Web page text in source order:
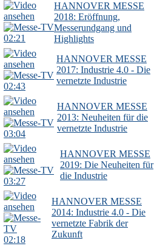
02:21
HANNOVER MESSE
2018: Eröffnung,
Messerundgang und
Highlights
02:43
HANNOVER MESSE
2017: Industrie 4.0 - Die
vernetzte Industrie
03:04
HANNOVER MESSE
2013: Neuheiten für die
vernetzte Industrie
03:27
HANNOVER MESSE
2019: Die Neuheiten für
die Industrie
02:18
HANNOVER MESSE
2014: Industrie 4.0 - Die
vernetzte Fabrik der
Zukunft